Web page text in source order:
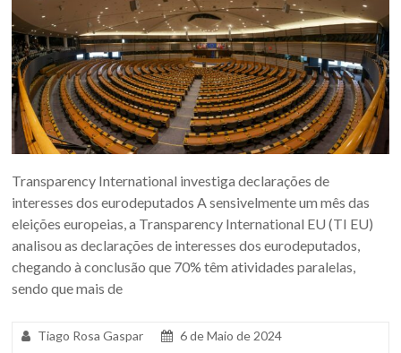
Transparency International investiga declarações de
interesses dos eurodeputados A sensivelmente um mês das
eleições europeias, a Transparency International EU (TI EU)
analisou as declarações de interesses dos eurodeputados,
chegando à conclusão que 70% têm atividades paralelas,
sendo que mais de
Tiago Rosa Gaspar
6 de Maio de 2024